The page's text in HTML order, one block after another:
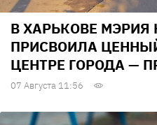
В ХАРЬКОВЕ МЭРИЯ
ПРИСВОИЛА
ЦЕНТРЕ ГОРОДА —
07 Августа 11:56